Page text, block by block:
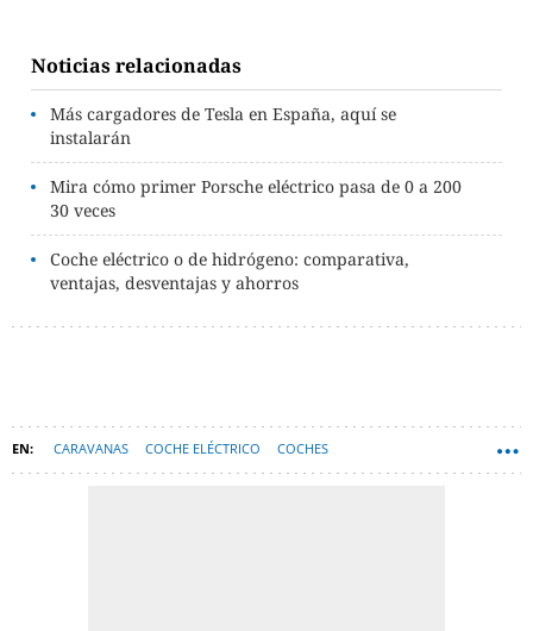
Noticias relacionadas
Más cargadores de Tesla en España, aquí se
instalarán
Mira cómo primer Porsche eléctrico pasa de 0 a 200
30 veces
Coche eléctrico o de hidrógeno: comparativa,
ventajas, desventajas y ahorros
CARAVANAS COCHE ELÉCTRICO COCHES